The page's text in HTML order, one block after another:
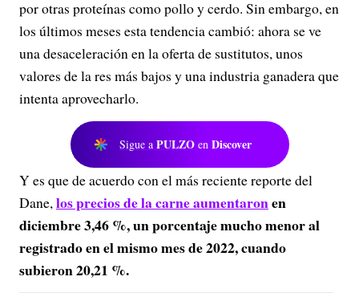
por otras proteínas como pollo y cerdo. Sin embargo, en
los últimos meses esta tendencia cambió: ahora se ve
una desaceleración en la oferta de sustitutos, unos
valores de la res más bajos y una industria ganadera que
intenta aprovecharlo.
Sigue a PULZO en Discover
Y es que de acuerdo con el más reciente reporte del
Dane,los precios de la carne aumentaronen
diciembre 3,46 %, un porcentaje mucho menor al
registrado en el mismo mes de 2022, cuando
subieron 20,21 %.